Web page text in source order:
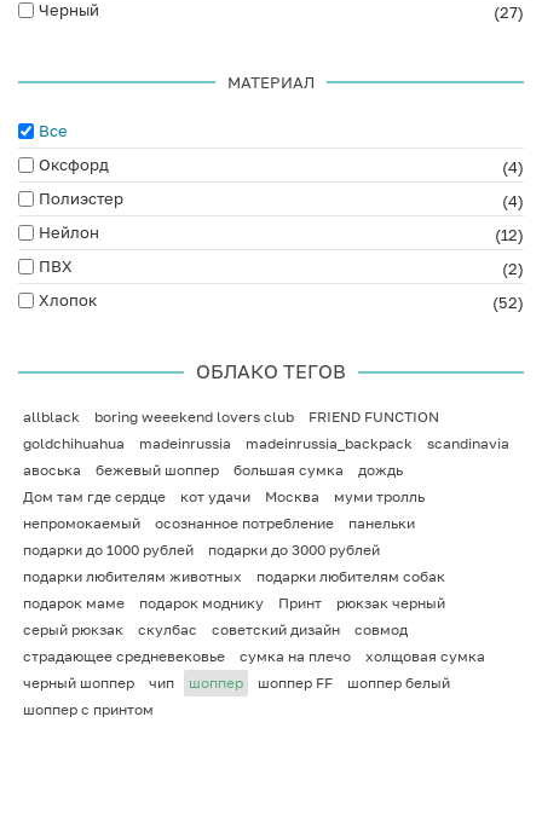
Черный
(27)
МАТЕРИАЛ
Все
Оксфорд
(4)
Полиэстер
(4)
Нейлон
(12)
ПВХ
(2)
Хлопок
(52)
ОБЛАКО ТЕГОВ
allblack boring weeekend lovers club
FRIEND FUNCTION
goldchihuahua
madeinrussia madeinrussia_backpack
scandinavia
авоська
бежевый шоппер большая сумка
дождь
Дом там где сердце
кот удачи Москва
муми тролль
непромокаемый
осознанное потребление
панельки
подарки до 1000 рублей
подарки до 3000 рублей
подарки любителям животных
подарки любителям собак
подарок маме
подарок моднику Принт
рюкзак черный
серый рюкзак
скулбас советский дизайн
совмод
страдающее средневековье
сумка на плечо
холщовая сумка
черный шоппер
чип шоппер шоппер FF
шоппер белый
шоппер с принтом